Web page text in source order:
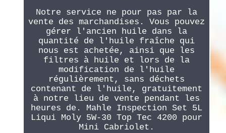
Notre service ne pour pas par la
vente des marchandises. Vous pouvez
gérer l'ancien huile dans la
quantité de l'huile fraîche qui
nous est achetée, ainsi que les
filtres à huile et lors de la
modification de l'huile
régulièrement, sans déchets
contenant de l'huile, gratuitement
à notre lieu de vente pendant les
heures de. Mahle Inspection Set 5L
Liqui Moly 5W-30 Top Tec 4200 pour
Mini Cabriolet.